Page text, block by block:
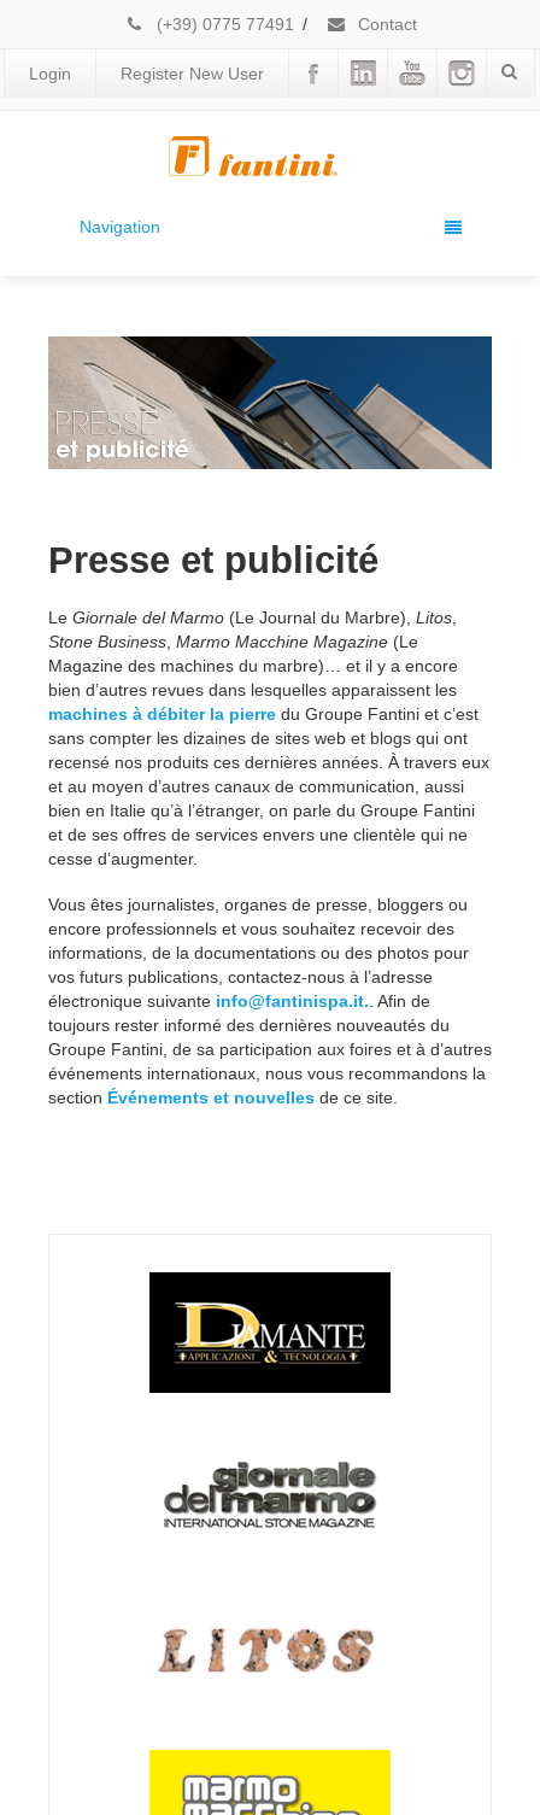
(+39) 0775 77491 / Contact
Login Register New User
Navigation
Presse et publicité
Le Giornale del Marmo (Le Journal du Marbre), Litos
Stone Business Marmo Macchine Magazine (Le
Magazine des machines du marbre)… et il y a encore
bien d’autres revues dans lesquelles apparaissent les
machines à débiter la pierre du Groupe Fantini et c’est
sans compter les dizaines de sites web et blogs qui ont
recensé nos produits ces dernières années. À travers eux
et au moyen d’autres canaux de communication, aussi
bien en Italie qu’à l’étranger, on parle du Groupe Fantini
et de ses offres de services envers une clientèle qui ne
cesse d’augmenter.
Vous êtes journalistes, organes de presse, bloggers ou
encore professionnels et vous souhaitez recevoir des
informations, de la documentations ou des photos pour
vos futurs publications, contactez-nous à l’adresse
électronique suivante info@fantinispa.it. . Afin de
toujours rester informé des dernières nouveautés du
Groupe Fantini, de sa participation aux foires et à d’autres
événements internationaux, nous vous recommandons la
section Événements et nouvelles de ce site.